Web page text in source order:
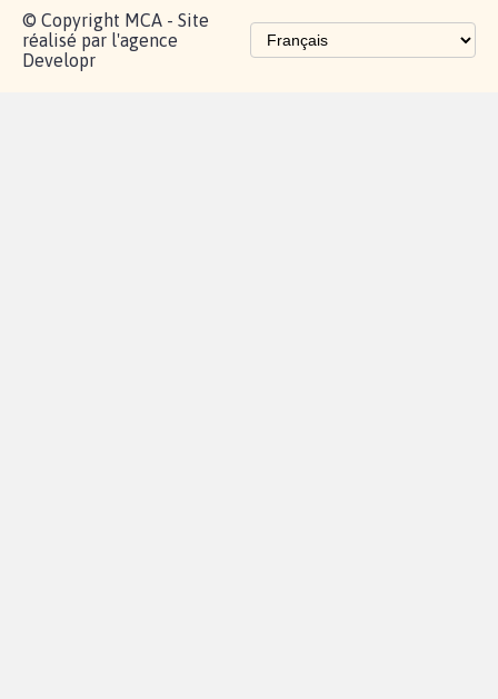
© Copyright MCA - Site
réalisé par l'agence
Developr